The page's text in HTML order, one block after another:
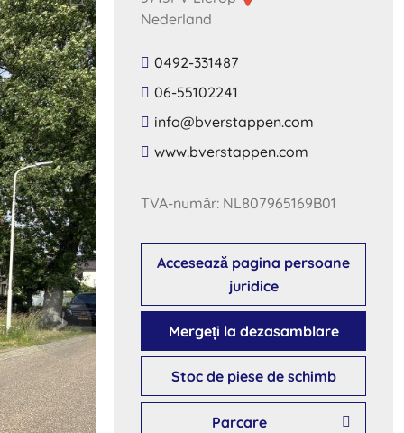
Nederland
0492-331487
06-55102241
​info​@​bverstappen​.​com​
​www​.​bverstappen​.​com​
TVA-număr: NL807965169B01
Accesează pagina persoane
juridice
Mergeți la dezasamblare
Stoc de piese de schimb
Parcare